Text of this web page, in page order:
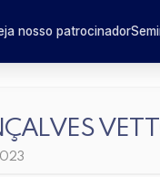
nosso patrocinador